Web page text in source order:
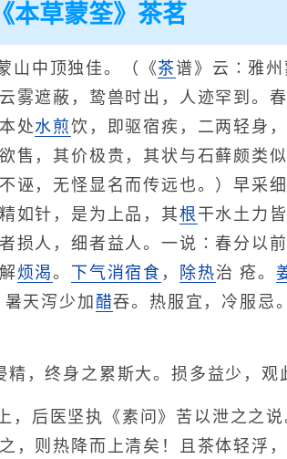
《本草蒙筌》茶茗
山中顶独佳。（《茶谱》云∶雅州
雾遮蔽，鸷兽时出，人迹罕到。
处水煎饮，即驱宿疾，二两轻身
售，其价极贵，其状与石藓颇类
诬，无怪显名而传远也。）早采
如针，是为上品，其根 干水土力
损人，细者益人。一说∶春分以
烦渴。 下气消宿食 ， 除热治 疮。
天泻少加 醋吞。热服宜，冷服忌
，终身之累斯大。损多益少，观
，后医坚执《素问》苦以泄之之
，则热降而上清矣！且茶体轻浮